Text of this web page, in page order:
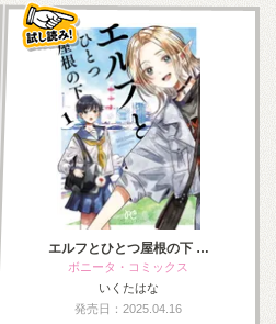
エルフとひとつ屋根の下 …
ボニータ・コミックス
いくたはな
発売日：2025.04.16